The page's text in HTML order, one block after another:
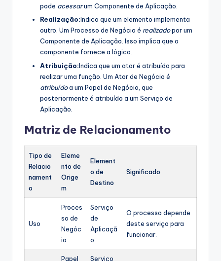
pode acessarum Componente de Aplicação.
Realização:Indica que um elemento implementa
outro. Um Processo de Negócio é realizadopor um
Componente de Aplicação. Isso implica que o
componente fornece a lógica.
Atribuição:Indica que um ator é atribuído para
realizar uma função. Um Ator de Negócio é
atribuídoa um Papel de Negócio, que
posteriormente é atribuído a um Serviço de
Aplicação.
Matriz de Relacionamento
Tipo de
Relacio
nament
o
Eleme
nto de
Orige
m
Element
o de
Destino
Significado
Uso
Proces
so de
Negóc
io
Serviço
de
Aplicaçã
o
O processo depende
deste serviço para
funcionar.
Papel
Serviço